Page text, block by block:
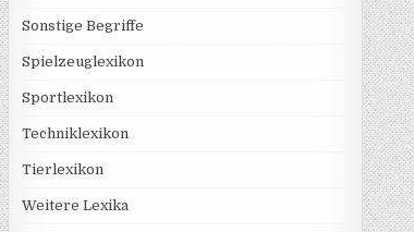
Sonstige Begriffe
Spielzeuglexikon
Sportlexikon
Techniklexikon
Tierlexikon
Weitere Lexika